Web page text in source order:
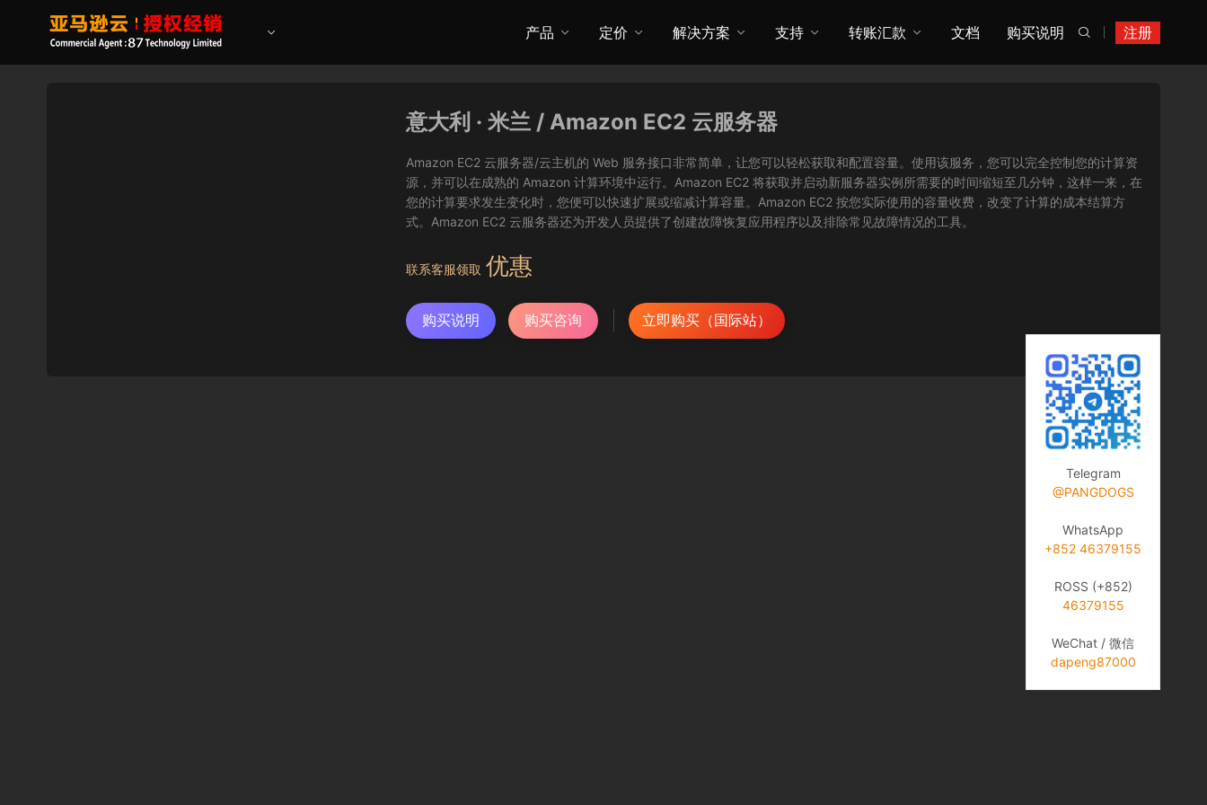
注册

产品 定价 解决方案 支持 转账汇款 文档 购买说明
意大利 · 米兰 / Amazon EC2 云服务器
Amazon EC2 云服务器/云主机的 Web 服务接口非常简单，让您可以轻松获取和配置容量。使用该服务，您可以完全控制您的计算资
源，并可以在成熟的 Amazon 计算环境中运行。Amazon EC2 将获取并启动新服务器实例所需要的时间缩短至几分钟，这样一来，在
您的计算要求发生变化时，您便可以快速扩展或缩减计算容量。Amazon EC2 按您实际使用的容量收费，改变了计算的成本结算方
式。Amazon EC2 云服务器还为开发人员提供了创建故障恢复应用程序以及排除常见故障情况的工具。
联系客服领取 优惠
购买说明 购买咨询 立即购买（国际站）
Telegram
@PANGDOGS
WhatsApp
+852 46379155
ROSS (+852)
46379155
WeChat / 微信
dapeng87000